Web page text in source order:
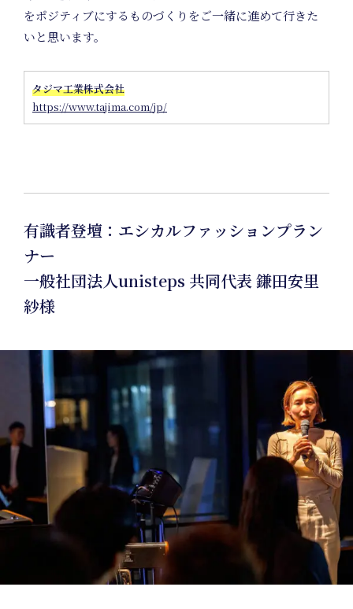
をポジティブにするものづくりをご一緒に進めて行きた
いと思います。
タジマ工業株式会社
https://www.tajima.com/jp/
有識者登壇：エシカルファッションプラン
ナー
一般社団法人unisteps 共同代表 鎌田安里
紗様